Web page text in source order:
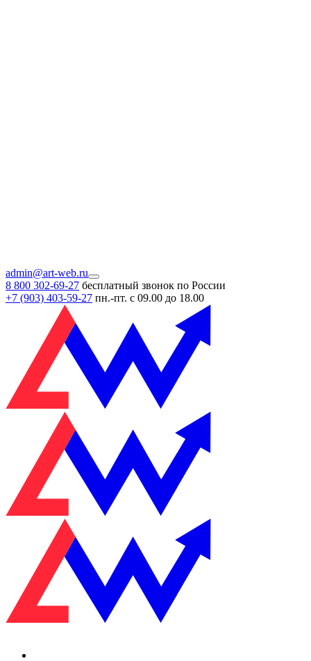
admin@art-web.ru
8 800 302-69-27 бесплатный звонок по России
+7 (903) 403-59-27 пн.-пт. с 09.00 до 18.00